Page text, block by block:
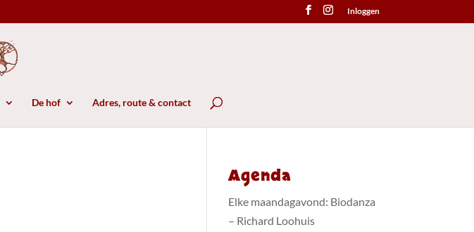
Inloggen
De hof Adres, route & contact
Agenda
Elke maandagavond: Biodanza
– Richard Loohuis